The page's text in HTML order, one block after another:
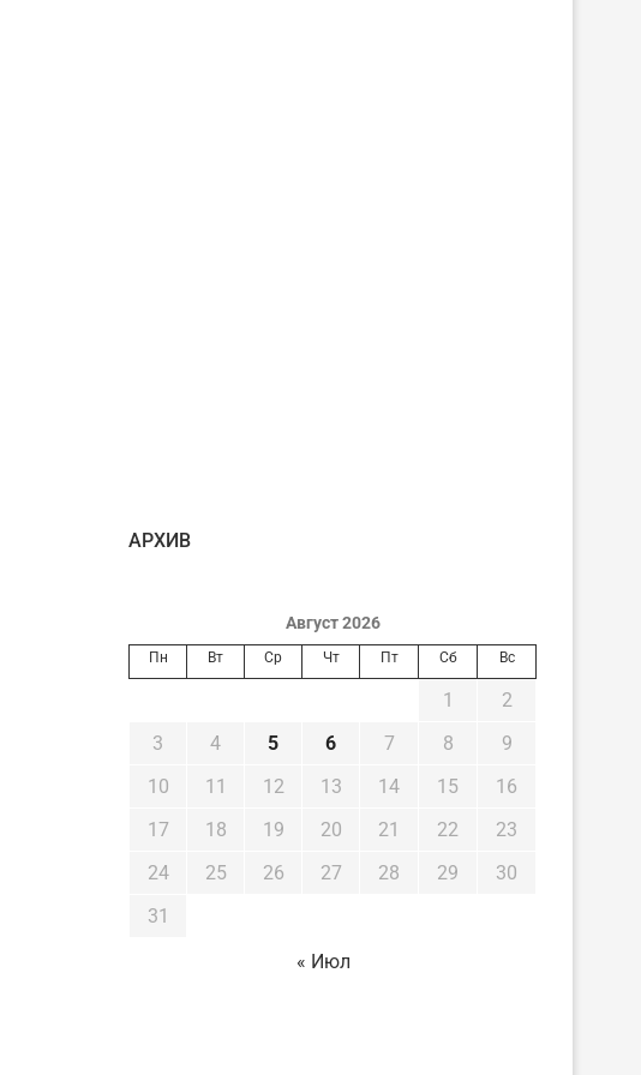
AРХИВ
Август 2026
Пн Вт Ср Чт Пт Сб Вс
1
2
3
4 5 6 7 8
9
10
11 12 13 14 15
16
17
18 19 20 21 22
23
24
25 26 27 28 29
30
31
« Июл